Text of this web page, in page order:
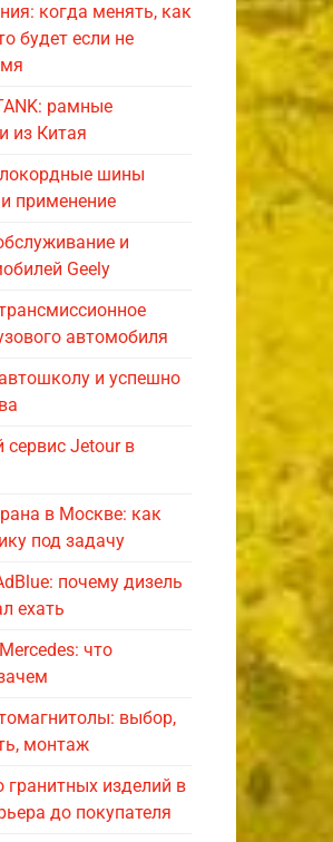
когда менять, как
будет если не
рамные
из Китая
шины
применение
и
Geely
автомобиля
и успешно
Jetour в
в Москве: как
под задачу
почему дизель
ехать
что
выбор,
монтаж
гранитных изделий в
до покупателя